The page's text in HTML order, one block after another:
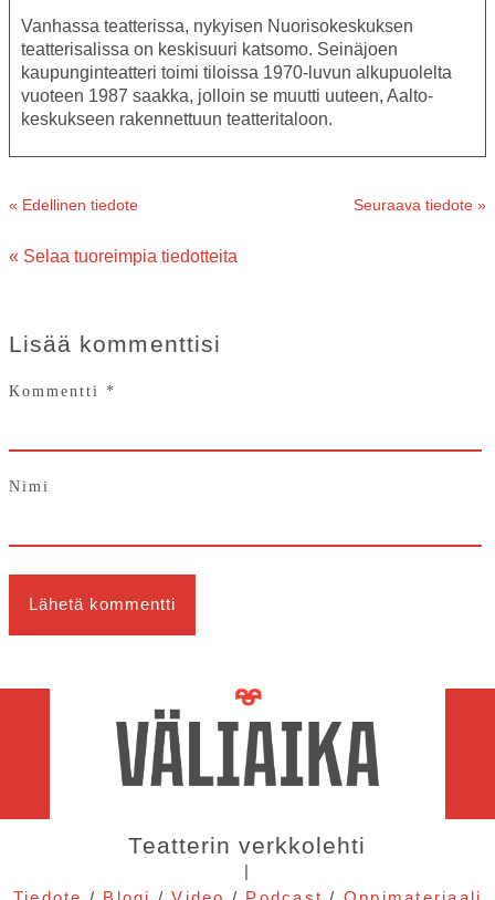
Vanhassa teatterissa, nykyisen Nuorisokeskuksen
teatterisalissa on keskisuuri katsomo. Seinäjoen
kaupunginteatteri toimi tiloissa 1970-luvun alkupuolelta
vuoteen 1987 saakka, jolloin se muutti uuteen, Aalto-
keskukseen rakennettuun teatteritaloon.
« Edellinen tiedote Seuraava tiedote »
« Selaa tuoreimpia tiedotteita
Lisää kommenttisi
Kommentti *
Nimi
Teatterin verkkolehti